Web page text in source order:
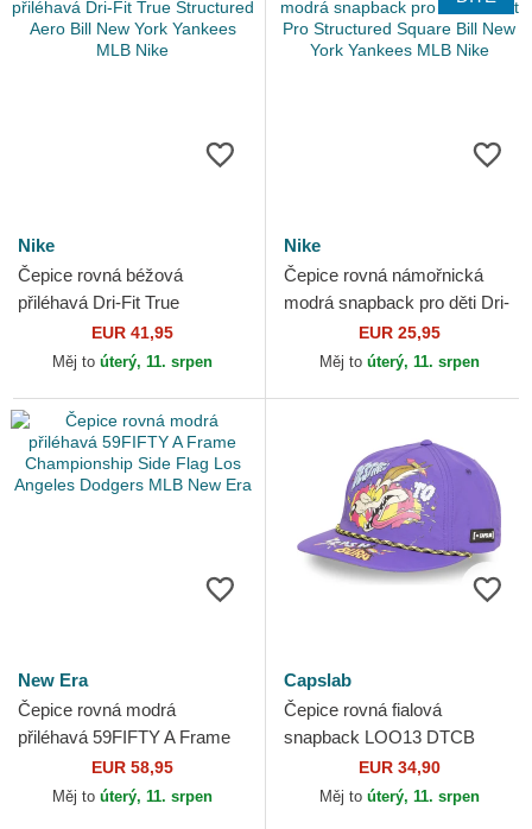
Nike
Čepice rovná béžová
přiléhavá Dri-Fit True
Structured Aero Bill New York
Yankees MLB Nike
EUR 41,95
Měj to úterý, 11. srpen
Nike
Čepice rovná námořnická
modrá snapback pro děti Dri-
Fit Pro Structured Square Bill
New York...
EUR 25,95
Měj to úterý, 11. srpen
New Era
Čepice rovná modrá
přiléhavá 59FIFTY A Frame
Championship Side Flag Los
Angeles Dodgers MLB New
EUR 58,95
Měj to úterý, 11. srpen
Capslab
Čepice rovná fialová
snapback LOO13 DTCB
Kojot Looney Tunes Capslab
EUR 34,90
Měj to úterý, 11. srpen